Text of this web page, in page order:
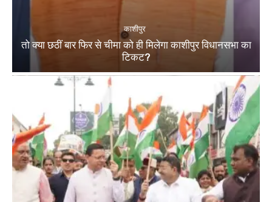
काशीपुर
तो क्या छठीं बार फिर से चीमा को ही मिलेगा काशीपुर विधानसभा का
टिकट?